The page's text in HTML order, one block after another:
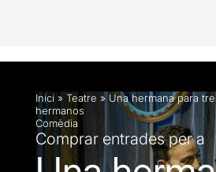
Inici »Teatre » Una hermana para
hermanos
Comèdia
Comprar entrades per a